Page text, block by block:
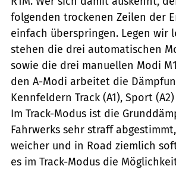
folgenden trockenen Zeilen der
einfach überspringen. Legen wir
stehen die drei automatischen
sowie die drei manuellen Modi
den A-Modi arbeitet die
Kennfeldern Track (A1), Sport
Im Track-Modus ist die
Fahrwerks sehr straff
weicher und in Road ziemlich
es im Track-Modus die